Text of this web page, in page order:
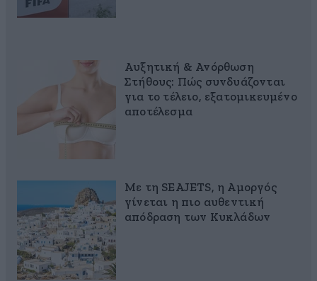
Αυξητική & Ανόρθωση
Στήθους: Πώς συνδυάζονται
για το τέλειο, εξατομικευμένο
αποτέλεσμα
Με τη SEAJETS, η Αμοργός
γίνεται η πιο αυθεντική
απόδραση των Κυκλάδων